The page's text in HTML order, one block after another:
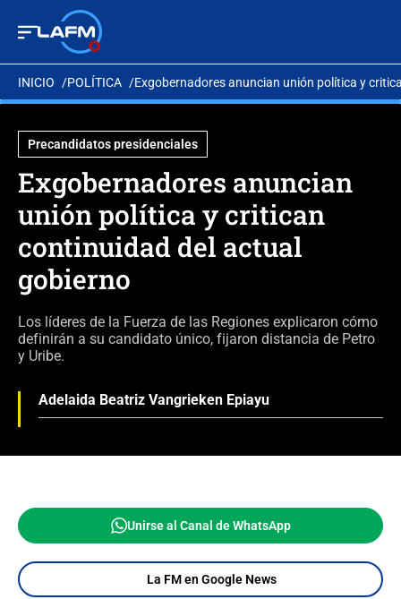
INICIO POLÍTICA Exgobernadores anuncian unión política y
Precandidatos presidenciales
Exgobernadores anuncian
unión política y critican
continuidad del actual
gobierno
Los líderes de la Fuerza de las Regiones explicaron cómo
definirán a su candidato único, fijaron distancia de Petro
y Uribe.
Adelaida Beatriz Vangrieken Epiayu
Unirse al Canal de WhatsApp
La FM en Google News